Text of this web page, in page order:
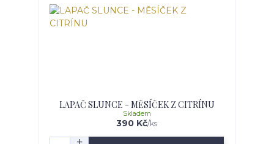
LAPAČ SLUNCE - MĚSÍČEK Z CITRÍNU
390 Kč/ks
Skladem